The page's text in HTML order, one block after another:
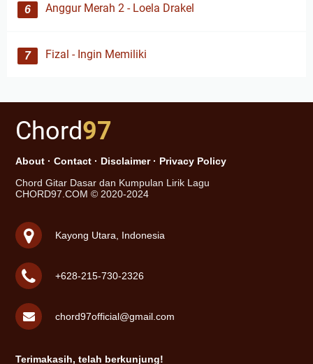
Anggur Merah 2 - Loela Drakel
Fizal - Ingin Memiliki
Chord97
About · Contact · Disclaimer· Privacy Policy
Chord Gitar Dasar dan Kumpulan Lirik Lagu
CHORD97.COM © 2020-2024
Kayong Utara, Indonesia
+628-215-730-2326
chord97official@gmail.com
Terimakasih, telah berkunjung!